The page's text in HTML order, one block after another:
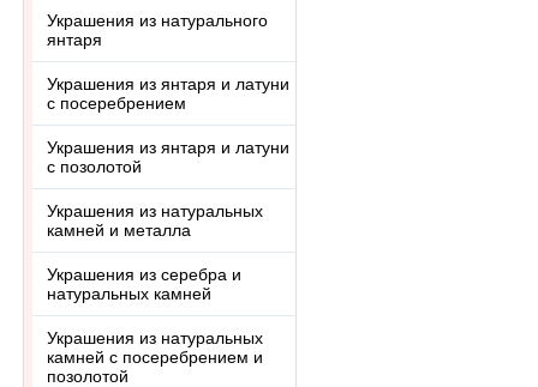
Украшения из натурального
янтаря
Украшения из янтаря и латуни
с посеребрением
Украшения из янтаря и латуни
с позолотой
Украшения из натуральных
камней и металла
Украшения из серебра и
натуральных камней
Украшения из натуральных
камней с посеребрением и
позолотой